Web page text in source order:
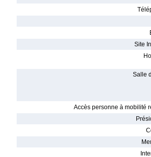
Site
Salle
Accès personne à mobilité